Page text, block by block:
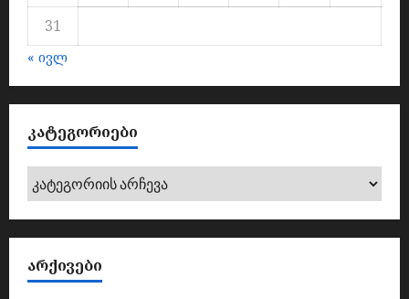
31
« ივლ
ᲙᲐᲢᲔᲒᲝᲠᲘᲔᲑᲘ
კატეგორიები
ᲐᲠᲥᲘᲕᲔᲑᲘ